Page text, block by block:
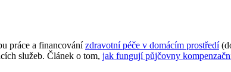
práce a financovánízdravotní péče v domácím prostředí
služeb. Článek o tom, jak fungují půjčovny